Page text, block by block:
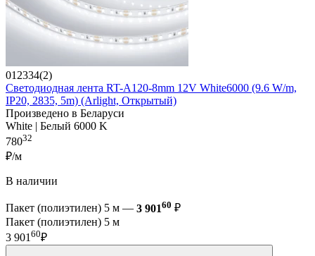
012334(2)
Светодиодная лента RT-A120-8mm 12V White6000 (9.6 W/m,
IP20, 2835, 5m) (Arlight, Открытый)
Произведено в Беларуси
White | Белый 6000 K
78032
₽/м
В наличии
Пакет (полиэтилен) 5 м — 3 90160 ₽
Пакет (полиэтилен) 5 м
3 901 60₽